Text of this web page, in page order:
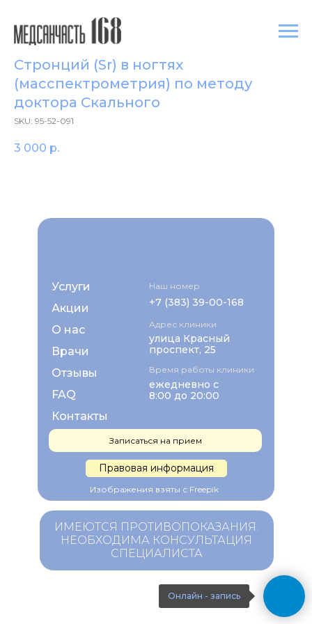
Стронций (Sr) в ногтях
(масспектрометрия) по методу
доктора Скального
SKU: 95-52-091
3 000 р.
Услуги
Правовая информация
Акции
Врачи
О нас
+7 (383) 39-00-168
Отзывы
FAQ
Контакты
Наш номер
ежедневно с
8:00 до 20:00
Время работы клиники
Адрес клиники
улица Красный
проспект, 25
Записаться на прием
Изображения взяты с Freepik
ИМЕЮТСЯ ПРОТИВОПОКАЗАНИЯ.
НЕОБХОДИМА КОНСУЛЬТАЦИЯ
СПЕЦИАЛИСТА
Онлайн - запись